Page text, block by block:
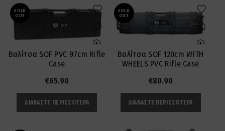
SOLD
OUT
Βαλίτσα SOF PVC 97cm Rifle
Case
€65.90
ΔΙΑΒΆΣΤΕ ΠΕΡΙΣΣΌΤΕΡΑ
SOLD
OUT
Βαλίτσα SOF 120cm WITH
WHEELS PVC Rifle Case
€80.90
ΔΙΑΒΆΣΤΕ ΠΕΡΙΣΣΌΤΕΡΑ